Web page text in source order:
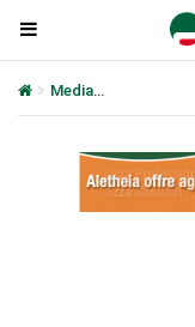
Media